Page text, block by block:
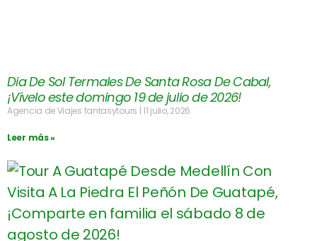
Dia De Sol Termales De Santa Rosa De Cabal,
¡Vívelo este domingo 19 de julio de 2026!
Agencia de Viajes fantasytours 11 julio, 2026
Leer más »